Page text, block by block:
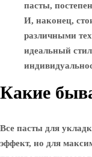
пасты,
И, наконец,
различными
идеальный
Какие
Все пасты для
эффект, но для